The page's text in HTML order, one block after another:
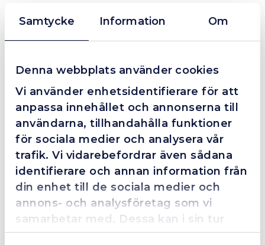
Samtycke Information Om
Denna webbplats använder cookies
Vi använder enhetsidentifierare för att
anpassa innehållet och annonserna till
användarna, tillhandahålla funktioner
för sociala medier och analysera vår
trafik. Vi vidarebefordrar även sådana
identifierare och annan information från
din enhet till de sociala medier och
annons- och analysföretag som vi
samarbetar med. Dessa kan i sin tur
kombinera informationen med annan
4.4 10 Reviews
FM
Grym service!
Dom här grabbarna är definitionen av serviceminded.
Trots en billigare order, som det blev lite strul med,
så agerade dom blixtsnabbt och löste det långt över
förväntan. Hade kontakt med Alexander, som förtjänar
en extra guldstjärna.